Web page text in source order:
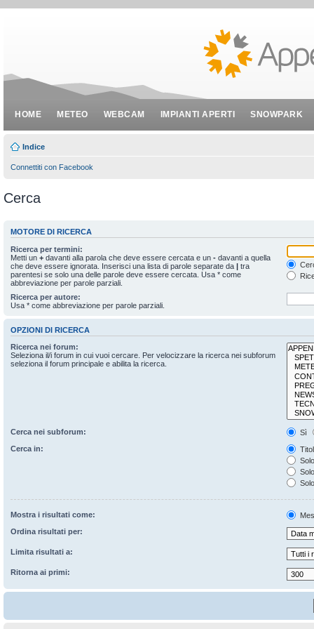
HOME METEO WEBCAM IMPIANTI APERTI SNOWPARK
Indice
Connettiti con Facebook
Cerca
MOTORE DI RICERCA
Ricerca per termini:
Metti un + davanti alla parola che deve essere cercata e un - davanti a quella
che deve essere ignorata. Inserisci una lista di parole separate da | tra
parentesi se solo una delle parole deve essere cercata. Usa * come
abbreviazione per parole parziali.
Ricerca per autore:
Usa * come abbreviazione per parole parziali.
OPZIONI DI RICERCA
Ricerca nei forum:
Seleziona il/i forum in cui vuoi cercare. Per velocizzare la ricerca nei subforum
seleziona il forum principale e abilita la ricerca.
Cerca nei subforum:
Sì
Cerca in:
Mostra i risultati come:
Ordina risultati per:
Limita risultati a:
Ritorna ai primi: